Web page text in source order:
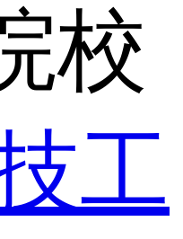
校
工